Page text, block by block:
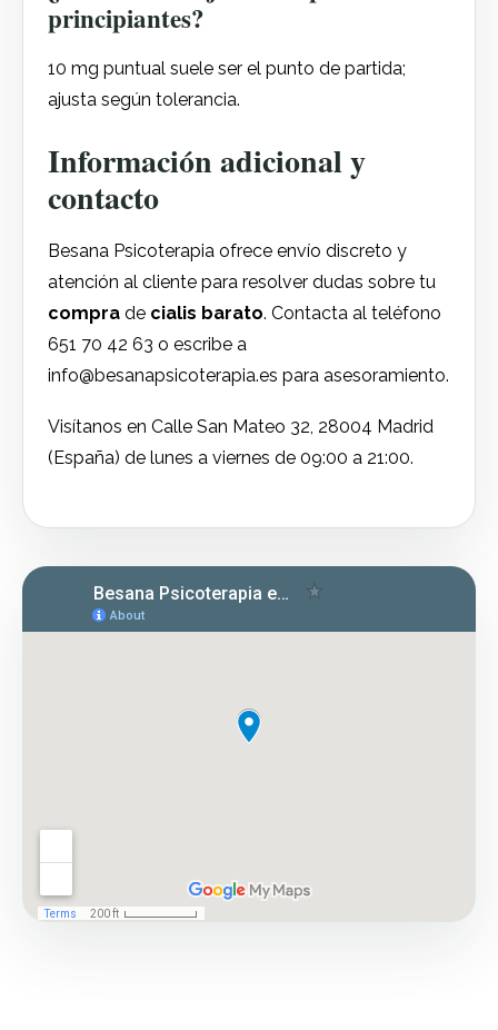
principiantes?
10 mg puntual suele ser el punto de partida;
ajusta según tolerancia.
Información adicional y
contacto
Besana Psicoterapia ofrece envío discreto y
atención al cliente para resolver dudas sobre tu
compra de cialis barato. Contacta al teléfono
651 70 42 63 o escribe a
info@besanapsicoterapia.es para asesoramiento.
Visítanos en Calle San Mateo 32, 28004 Madrid
(España) de lunes a viernes de 09:00 a 21:00.